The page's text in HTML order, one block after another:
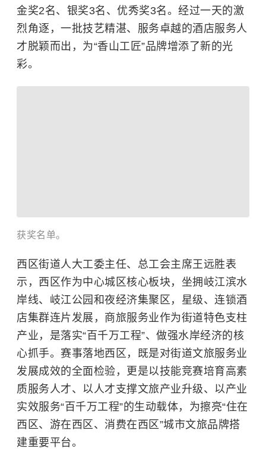
金奖2名、银奖3名、优秀奖3名。经过一天的激
烈角逐，一批技艺精湛、服务卓越的酒店服务人
才脱颖而出，为“香山工匠”品牌增添了新的光
彩。
获奖名单。
西区街道人大工委主任、总工会主席王远胜表
示，西区作为中心城区核心板块，坐拥岐江滨水
岸线、岐江公园和夜经济集聚区，星级、连锁酒
店集群连片发展，商旅服务业作为街道特色支柱
产业，是落实“百千万工程”、做强水岸经济的核
心抓手。赛事落地西区，既是对街道文旅服务业
发展成效的全面检验，更是以技能竞赛培育高素
质服务人才、以人才支撑文旅产业升级、以产业
实效服务“百千万工程”的生动载体，为擦亮“住在
西区、游在西区、消费在西区”城市文旅品牌搭
建重要平台。